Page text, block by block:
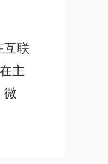
互联
主
微